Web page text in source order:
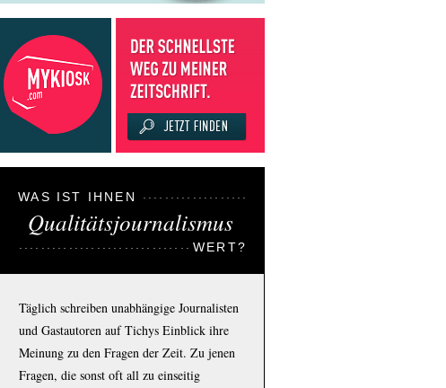
WAS IST IHNEN
Qualitätsjournalismus
WERT?
Täglich schreiben unabhängige Journalisten
und Gastautoren auf Tichys Einblick ihre
Meinung zu den Fragen der Zeit. Zu jenen
Fragen, die sonst oft all zu einseitig